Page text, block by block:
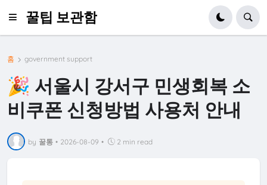
꿀팁 보관함
홈 government support
🎉 서울시 강서구 민생회복 소
비쿠폰 신청방법 사용처 안내
by 꿀통 • 2026-08-09 • 2 min read